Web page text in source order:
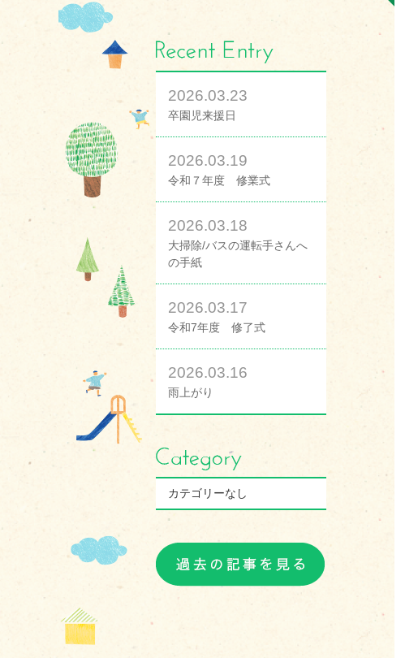
2026.03.23
卒園児来援日
2026.03.19
令和７年度 修業式
2026.03.18
大掃除/バスの運転手さんへ
の手紙
2026.03.17
令和7年度 修了式
2026.03.16
雨上がり
カテゴリーなし